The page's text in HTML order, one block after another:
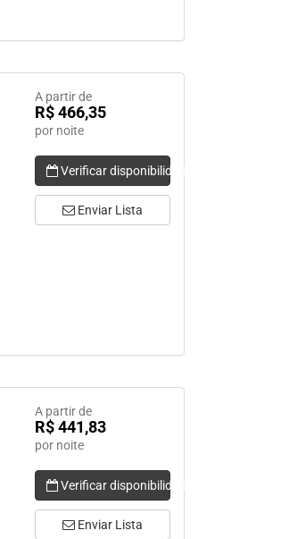
A partir de
R$ 466,35
por noite
Verificar disponibilidade
Enviar Lista
A partir de
R$ 441,83
por noite
Verificar disponibilidade
Enviar Lista